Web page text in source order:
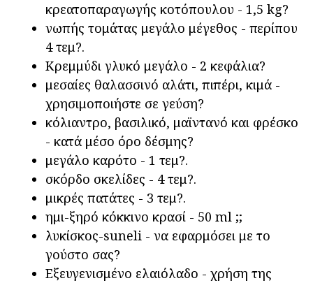
κρεατοπαραγωγής κοτόπουλου - 1,5 kg?
νωπής τομάτας μεγάλο μέγεθος - περίπου
4 τεμ?.
Κρεμμύδι γλυκό μεγάλο - 2 κεφάλια?
μεσαίες θαλασσινό αλάτι, πιπέρι, κιμά -
χρησιμοποιήστε σε γεύση?
κόλιαντρο, βασιλικό, μαϊντανό και φρέσκο
- κατά μέσο όρο δέσμης?
μεγάλο καρότο - 1 τεμ?.
σκόρδο σκελίδες - 4 τεμ?.
μικρές πατάτες - 3 τεμ?.
ημι-ξηρό κόκκινο κρασί - 50 ml ;;
λυκίσκος-suneli - να εφαρμόσει με το
γούστο σας?
Εξευγενισμένο ελαιόλαδο - χρήση της